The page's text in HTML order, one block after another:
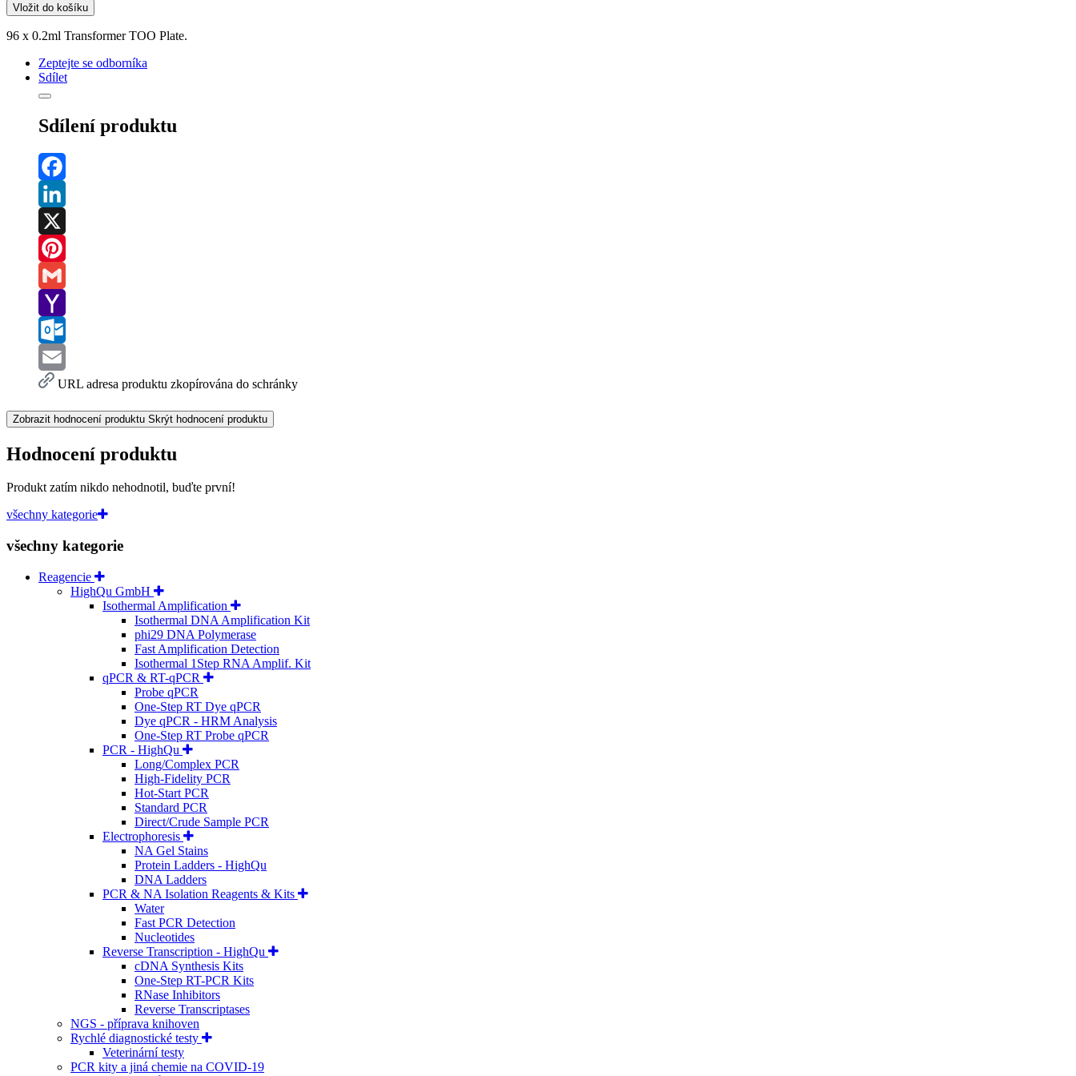
Vložit do košíku
96 x 0.2ml Transformer TOO Plate.
Zeptejte se odborníka
Sdílet
Sdílení produktu
Facebook
LinkedIn
X
Pinterest
Gmail
Yahoo
Mail
Outlook.com
EmailURL adresa produktu zkopírována do schránky
Zobrazit hodnocení produktu Skrýt hodnocení produktu
Hodnocení produktu
Produkt zatím nikdo nehodnotil, buďte první!
všechny kategorie
všechny kategorie
Reagencie
HighQu GmbH
Isothermal Amplification
Isothermal DNA Amplification Kit
phi29 DNA Polymerase
Fast Amplification Detection
Isothermal 1Step RNA Amplif. Kit
qPCR & RT-qPCR
Probe qPCR
One-Step RT Dye qPCR
Dye qPCR - HRM Analysis
One-Step RT Probe qPCR
PCR - HighQu
Long/Complex PCR
High-Fidelity PCR
Hot-Start PCR
Standard PCR
Direct/Crude Sample PCR
Electrophoresis
NA Gel Stains
Protein Ladders - HighQu
DNA Ladders
PCR & NA Isolation Reagents & Kits
Water
Fast PCR Detection
Nucleotides
Reverse Transcription - HighQu
cDNA Synthesis Kits
One-Step RT-PCR Kits
RNase Inhibitors
Reverse Transcriptases
NGS - příprava knihoven
Rychlé diagnostické testy
Veterinární testy
PCR kity a jiná chemie na COVID-19